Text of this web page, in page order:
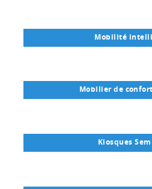
Mobilité
Mobilier de
Kiosques